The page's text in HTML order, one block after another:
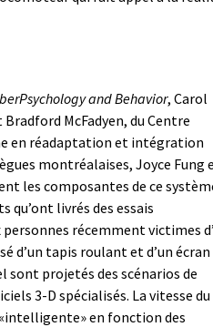
and Behavior, Carol
McFadyen, du Centre
en réadaptation et intégration
montréalaises, Joyce Fung
les composantes de ce
qu’ont livrés des essais
récemment victimes
d’un tapis roulant et d’un écran
sont projetés des scénarios de
3-D spécialisés. La vitesse du
en fonction des